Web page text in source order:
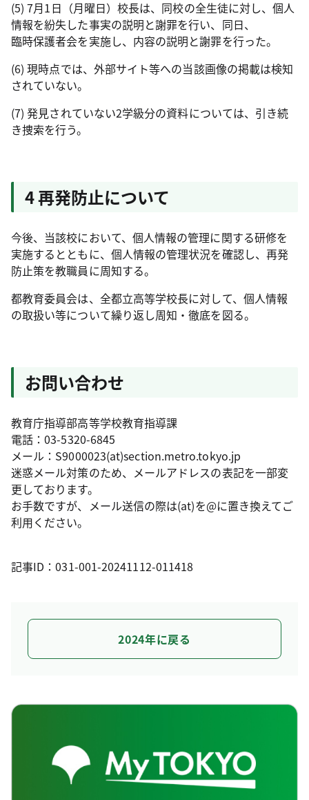
(5) 7月1日（月曜日）校長は、同校の全生徒に対し、個人
情報を紛失した事実の説明と謝罪を行い、同日、
臨時保護者会を実施し、内容の説明と謝罪を行った。
(6) 現時点では、外部サイト等への当該画像の掲載は検知
されていない。
(7) 発見されていない2学級分の資料については、引き続
き捜索を行う。
4 再発防止について
今後、当該校において、個人情報の管理に関する研修を
実施するとともに、個人情報の管理状況を確認し、再発
防止策を教職員に周知する。
都教育委員会は、全都立高等学校長に対して、個人情報
の取扱い等について繰り返し周知・徹底を図る。
お問い合わせ
教育庁指導部高等学校教育指導課
電話：03-5320-6845
メール：S9000023(at)section.metro.tokyo.jp
迷惑メール対策のため、メールアドレスの表記を一部変
更しております。
お手数ですが、メール送信の際は(at)を@に置き換えてご
利用ください。
記事ID：031-001-20241112-011418
2024年に戻る